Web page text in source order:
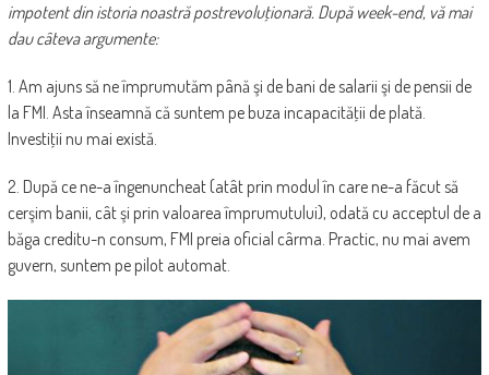
impotent din istoria noastră postrevoluţionară. După week-end, vă mai
dau câteva argumente:
1. Am ajuns să ne împrumutăm până şi de bani de salarii şi de pensii de
la FMI. Asta înseamnă că suntem pe buza incapacităţii de plată.
Investiţii nu mai există.
2. După ce ne-a îngenuncheat (atât prin modul în care ne-a făcut să
cerşim banii, cât şi prin valoarea împrumutului), odată cu acceptul de a
băga creditu-n consum, FMI preia oficial cârma. Practic, nu mai avem
guvern, suntem pe pilot automat.